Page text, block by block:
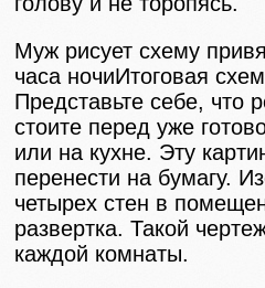
Муж рисует схему
часа ночиИтоговая
Представьте себе, что
стоите перед уже
или на кухне. Эту
перенести на бумагу.
четырех стен в
развертка. Такой
каждой комнаты.